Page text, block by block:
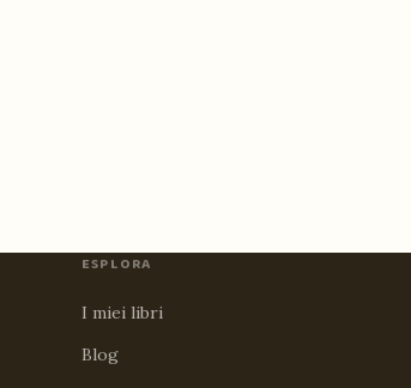
ESPLORA
I miei libri
Blog